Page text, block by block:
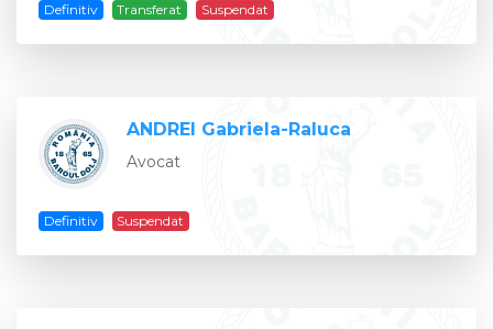
Definitiv Transferat Suspendat
ANDREI Gabriela-Raluca
Avocat
Definitiv Suspendat